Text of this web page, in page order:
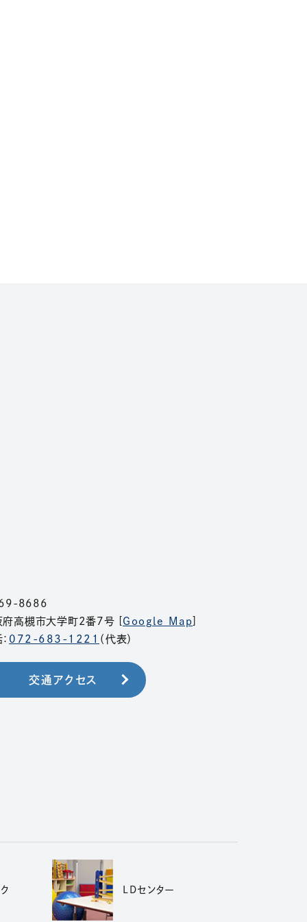
8686
府高槻市大学町2番7号 [ Google Map
072-683-1221 （代表）
交通アクセス
LDセンター
（別ウィンドウで開きます）